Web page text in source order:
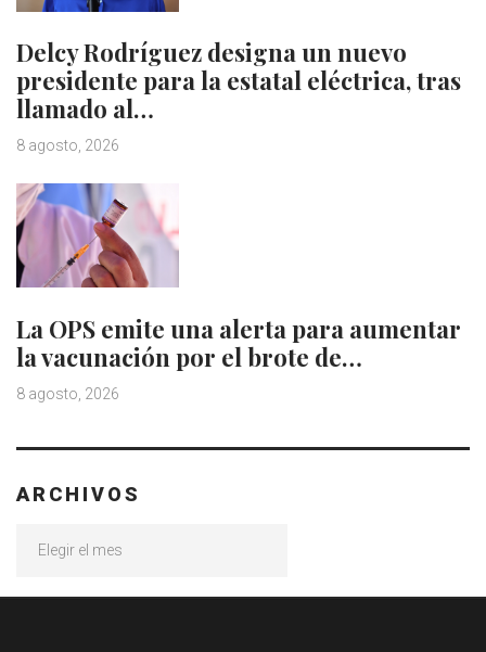
Delcy Rodríguez designa un nuevo
presidente para la estatal eléctrica, tras
llamado al…
8 agosto, 2026
La OPS emite una alerta para aumentar
la vacunación por el brote de…
8 agosto, 2026
ARCHIVOS